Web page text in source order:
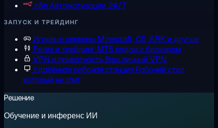
n8n Автоматизации 24/7
ЗАПУСК И ТРЕЙДИНГ
Игровые серверы Minecraft, CS, ARK и другое
Forex и трейдинг MT5 рядом с брокером
VPN и приватностьВаш личный VPN
Удалённая рабочая станцияРабочий стол,
который не спит
Решение
Обучение и инференс ИИ